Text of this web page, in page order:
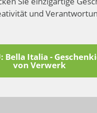
und
Bella Italia -
von Verwerk